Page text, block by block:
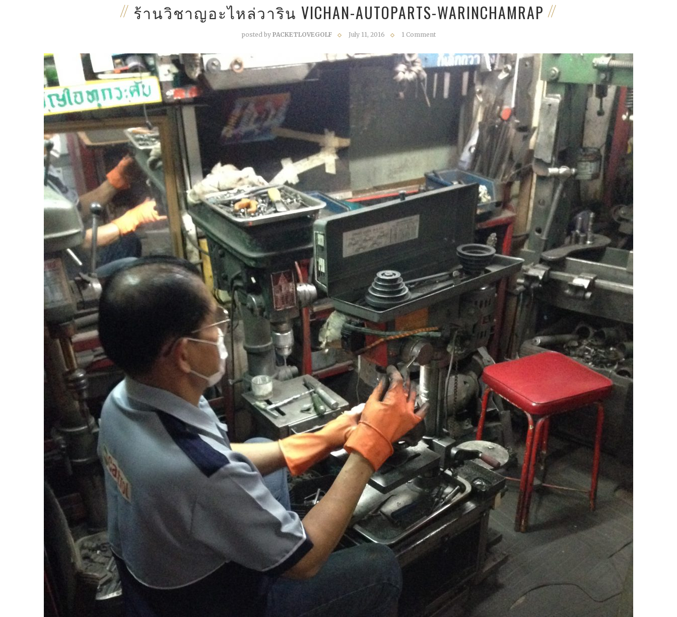
ร้านวิชาญอะไหล่วาริน VICHAN-AUTOPARTS-WARINCHAMRAP
posted by PACKETLOVEGOLF July 11, 2016 1 Comment